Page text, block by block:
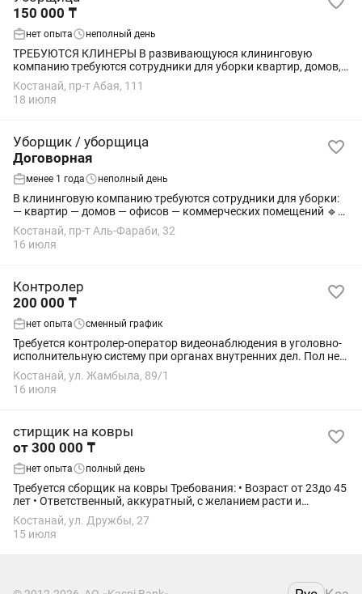
150 000 ₸
нет опыта неполный день
ТРЕБУЮТСЯ КЛИНЕРЫ В развивающуюся клининговую
компанию требуются сотрудники для уборки квартир, домов,
офисов и помещений после ремонта Заработная плата от 150
000 тенге Мы ищем ответственных,...
Костанай, пр-т Абая, 111
18 июля
Уборщик / уборщица
Договорная
менее 1 года неполный день
В клининговую компанию требуются сотрудники для уборки:
— квартир — домов — офисов — коммерческих помещений 🔹
Опыт работы приветствуется 🔹 Ответственность и
аккуратность обязательны 💰 Оплата...
Костанай, пр-т Аль-Фараби, 32
16 июля
Контролер
200 000 ₸
нет опыта сменный график
Требуется контролер-оператор видеонаблюдения в уголовно-
исполнительную систему при органах внутренних дел. Пол не
важен. Возраст от 18 до 35 лет. Образование среднее. Для
мужчин необходимо иметь...
Костанай, ул. Жамбыла, 89/1
16 июля
стирщик на ковры
от 300 000 ₸
нет опыта полный день
Требуется сборщик на ковры Требования: • Возраст от 23до 45
лет • Ответственный, аккуратный, с желанием расти и
зарабатывать достойно • Умение работать в команде и
поддерживать коммуникацию с...
Костанай, ул. Дружбы, 27
15 июля